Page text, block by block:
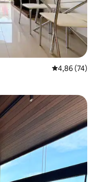
Vlerësimi
4,86 (74)